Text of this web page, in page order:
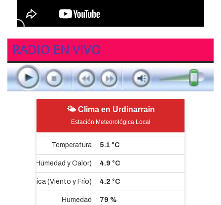
RADIO EN VIVO
🌤 Clima en Urdinarrain
Estación Meteorológica Local